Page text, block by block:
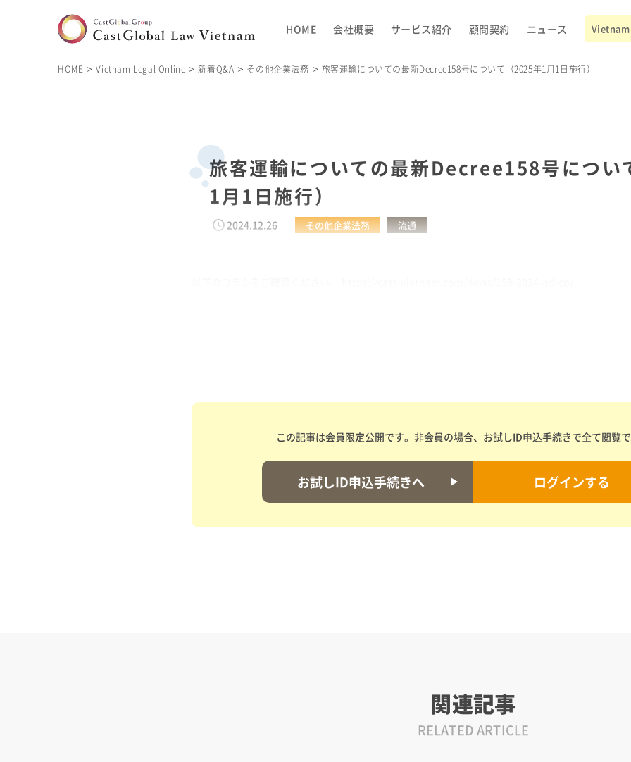
HOME 会社概要 サービス紹介 顧問契約 ニュース
HOME Vietnam Legal Online 新着Q&A その他企業法務 旅客運輸についての最新Decree158号について（2025年1月1日施行）
旅客運輸についての最新Decree158号につい
1月1日施行）
2024.12.26 その他企業法務 流通
この記事は会員限定公開です。非会員の場合、お試しID申込手続きで全て閲覧で
お試しID申込手続きへ ログインする
関連記事
RELATED ARTICLE